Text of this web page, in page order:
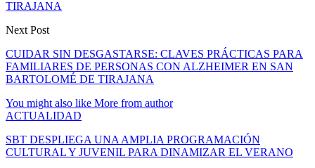
TIRAJANA
Next Post
CUIDAR SIN DESGASTARSE: CLAVES PRÁCTICAS PARA
FAMILIARES DE PERSONAS CON ALZHEIMER EN SAN
BARTOLOMÉ DE TIRAJANA
You might also like More from author
ACTUALIDAD
SBT DESPLIEGA UNA AMPLIA PROGRAMACIÓN
CULTURAL Y JUVENIL PARA DINAMIZAR EL VERANO